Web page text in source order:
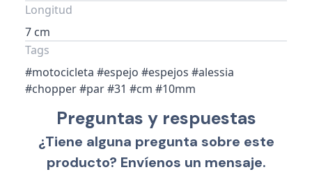
Longitud
7 cm
Tags
#motocicleta #espejo #espejos #alessia
#chopper #par #31 #cm #10mm
Preguntas y respuestas
¿Tiene alguna pregunta sobre este
producto? Envíenos un mensaje.